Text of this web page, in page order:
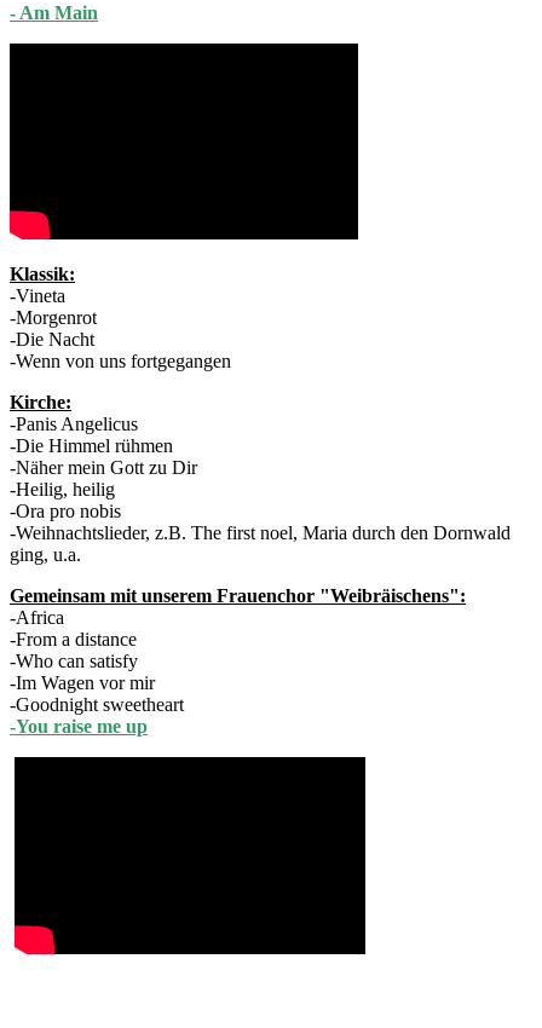
- Am Main
Klassik:
-Vineta
-Morgenrot
-Die Nacht
-Wenn von uns fortgegangen
Kirche:
-Panis Angelicus
-Die Himmel rühmen
-Näher mein Gott zu Dir
-Heilig, heilig
-Ora pro nobis
-Weihnachtslieder, z.B. The first noel, Maria durch den Dornwald
ging, u.a.
Gemeinsam mit unserem Frauenchor "Weibräischens":
-Africa
-From a distance
-Who can satisfy
-Im Wagen vor mir
-Goodnight sweetheart
-You raise me up